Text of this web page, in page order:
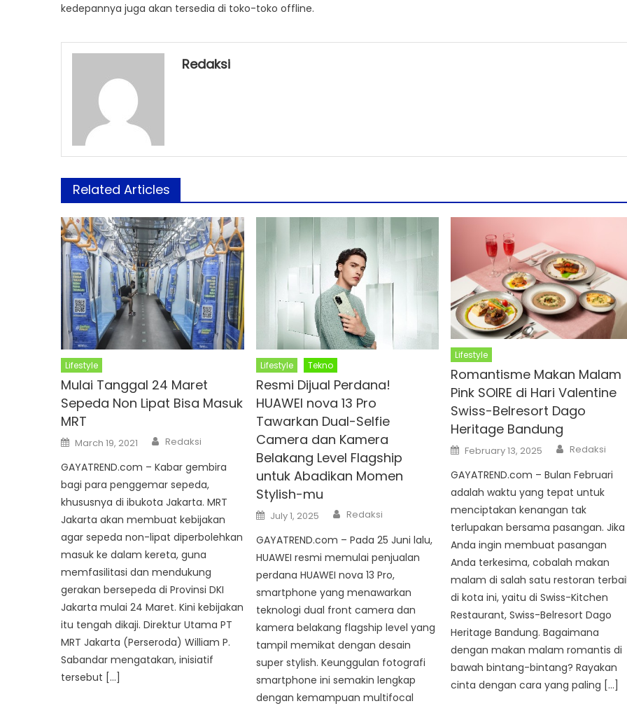
kedepannya juga akan tersedia di toko-toko offline.
Redaksi
Related Articles
Lifestyle
Mulai Tanggal 24 Maret
Sepeda Non Lipat Bisa Masuk
MRT
Posted
on
March 19, 2021 Author
Redaksi
GAYATREND.com – Kabar gembira
bagi para penggemar sepeda,
khususnya di ibukota Jakarta. MRT
Jakarta akan membuat kebijakan
agar sepeda non-lipat diperbolehkan
masuk ke dalam kereta, guna
memfasilitasi dan mendukung
gerakan bersepeda di Provinsi DKI
Jakarta mulai 24 Maret. Kini kebijakan
itu tengah dikaji. Direktur Utama PT
MRT Jakarta (Perseroda) William P.
Sabandar mengatakan, inisiatif
tersebut […]
Lifestyle Tekno
Resmi Dijual Perdana!
HUAWEI nova 13 Pro
Tawarkan Dual-Selfie
Camera dan Kamera
Belakang Level Flagship
untuk Abadikan Momen
Stylish-mu
Posted
on
July 1, 2025 Author
Redaksi
GAYATREND.com – Pada 25 Juni lalu,
HUAWEI resmi memulai penjualan
perdana HUAWEI nova 13 Pro,
smartphone yang menawarkan
teknologi dual front camera dan
kamera belakang flagship level yang
tampil memikat dengan desain
super stylish. Keunggulan fotografi
smartphone ini semakin lengkap
dengan kemampuan multifocal
Lifestyle
Romantisme Makan Malam
Pink SOIRE di Hari Valentine
Swiss-Belresort Dago
Heritage Bandung
Posted
on
February 13, 2025 Author
Redaksi
GAYATREND.com – Bulan Februari
adalah waktu yang tepat untuk
menciptakan kenangan tak
terlupakan bersama pasangan. Jika
Anda ingin membuat pasangan
Anda terkesima, cobalah makan
malam di salah satu restoran
di kota ini, yaitu di Swiss-Kitchen
Restaurant, Swiss-Belresort Dago
Heritage Bandung. Bagaimana
dengan makan malam romantis di
bawah bintang-bintang? Rayakan
cinta dengan cara yang paling […]